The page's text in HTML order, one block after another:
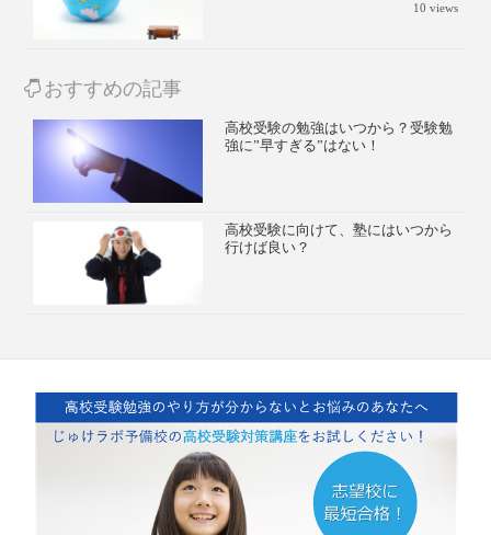
10 views
おすすめの記事
高校受験の勉強はいつから？受験勉
強に”早すぎる”はない！
高校受験に向けて、塾にはいつから
行けば良い？